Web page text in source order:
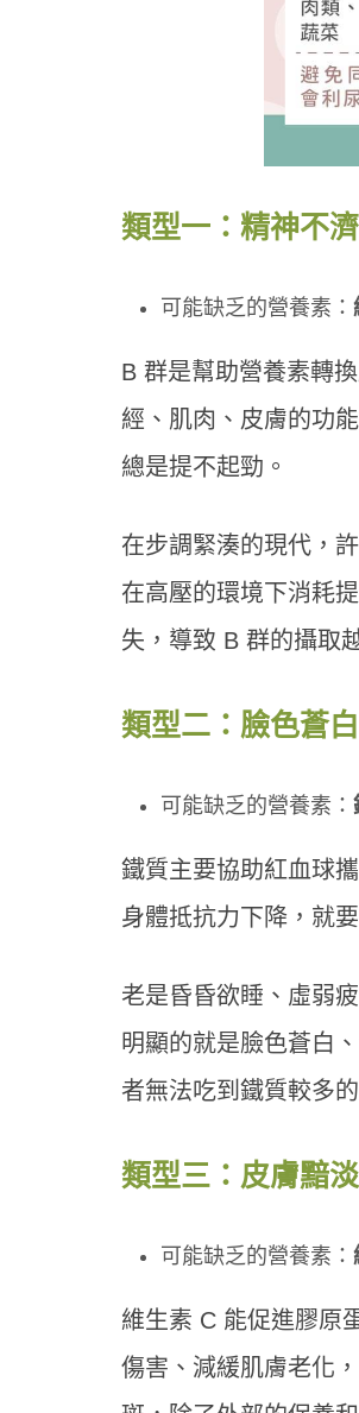
類型一：精神不濟
可能缺乏的營養素：
B 群是幫助營養素轉
經、肌肉、皮膚的功
總是提不起勁。
在步調緊湊的現代，
在高壓的環境下消耗
失，導致 B 群的攝取
類型二：臉色蒼白
可能缺乏的營養素：
鐵質主要協助紅血球
身體抵抗力下降，就
老是昏昏欲睡、虛弱
明顯的就是臉色蒼白
者無法吃到鐵質較多
類型三：皮膚黯
可能缺乏的營養素：
維生素 C 能促進膠原
傷害、減緩肌膚老化